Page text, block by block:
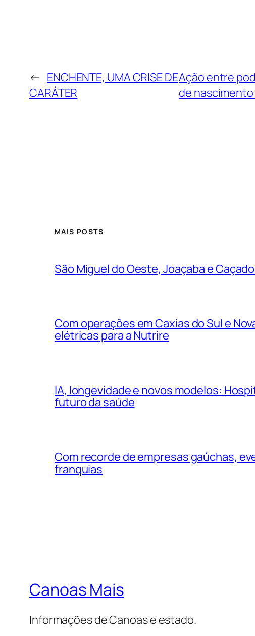
← ENCHENTE, UMA CRISE DE
CARÁTER
Ação entre
de
MAIS POSTS
São Miguel do Oeste, Joaçaba e
Com operações em Caxias do Sul e
elétricas para a Nutrire
IA, longevidade e novos modelos:
futuro da saúde
Com recorde de empresas gaúchas,
franquias
Canoas Mais
Informações de Canoas e estado.